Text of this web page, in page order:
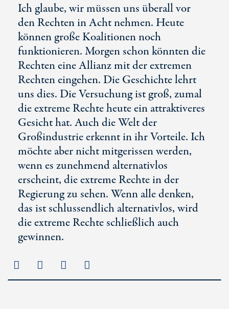
Ich glaube, wir müssen uns überall vor
den Rechten in Acht nehmen. Heute
können große Koalitionen noch
funktionieren. Morgen schon könnten die
Rechten eine Allianz mit der extremen
Rechten eingehen. Die Geschichte lehrt
uns dies. Die Versuchung ist groß, zumal
die extreme Rechte heute ein attraktiveres
Gesicht hat. Auch die Welt der
Großindustrie erkennt in ihr Vorteile. Ich
möchte aber nicht mitgerissen werden,
wenn es zunehmend alternativlos
erscheint, die extreme Rechte in der
Regierung zu sehen. Wenn alle denken,
das ist schlussendlich alternativlos, wird
die extreme Rechte schließlich auch
gewinnen.